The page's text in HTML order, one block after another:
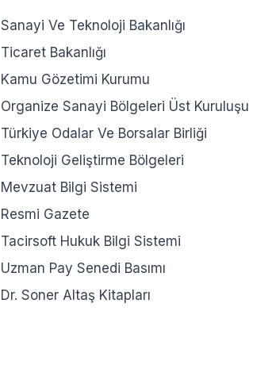
Sanayi Ve Teknoloji Bakanlığı
Ticaret Bakanlığı
Kamu Gözetimi Kurumu
Organize Sanayi Bölgeleri Üst Kuruluşu
Türkiye Odalar Ve Borsalar Birliği
Teknoloji Geliştirme Bölgeleri
Mevzuat Bilgi Sistemi
Resmi Gazete
Tacirsoft Hukuk Bilgi Sistemi
Uzman Pay Senedi Basımı
Dr. Soner Altaş Kitapları